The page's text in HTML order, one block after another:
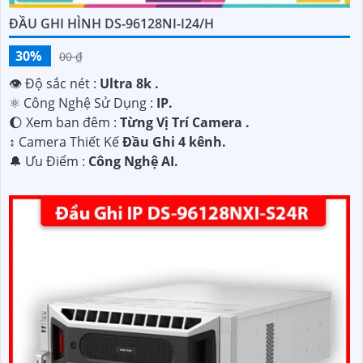
sẵn lòng hỗ trợ và tư vấn cho quý vị.
ĐẦU GHI HÌNH DS-96128NI-I24/H
30%
00 ₫
👁 Độ sắc nét : Ultra 8k .
⚛️ Công Nghệ Sử Dụng : IP.
🌔 Xem ban đêm : Từng Vị Trí Camera .
↕️ Camera Thiết KếĐầu Ghi 4 kênh.
️🔔 Ưu Điểm : Công Nghệ AI.